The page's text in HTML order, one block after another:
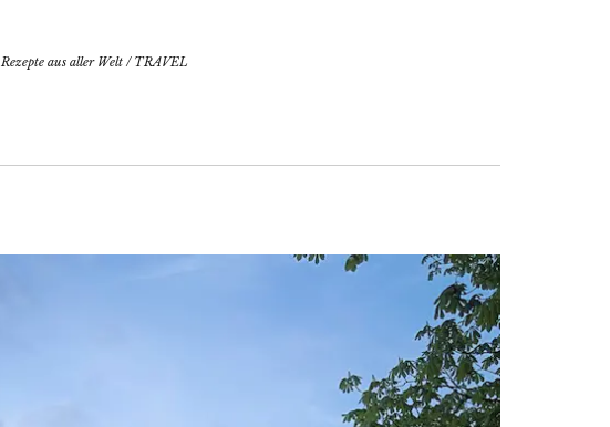
Rezepte aus aller Welt / TRAVEL
kulinarische Inspiration und Infos über Aktionen &